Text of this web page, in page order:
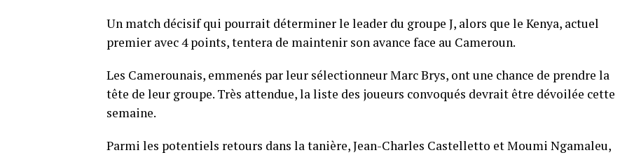
Un match décisif qui pourrait déterminer le leader du groupe J, alors que le Kenya, actuel
premier avec 4 points, tentera de maintenir son avance face au Cameroun.
Les Camerounais, emmenés par leur sélectionneur Marc Brys, ont une chance de prendre la
tête de leur groupe. Très attendue, la liste des joueurs convoqués devrait être dévoilée cette
semaine.
Parmi les potentiels retours dans la tanière, Jean-Charles Castelletto et Moumi Ngamaleu,